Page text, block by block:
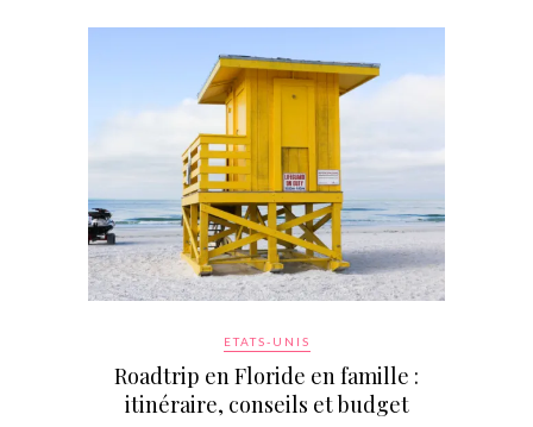
ETATS-UNIS
Roadtrip en Floride en famille :
itinéraire, conseils et budget